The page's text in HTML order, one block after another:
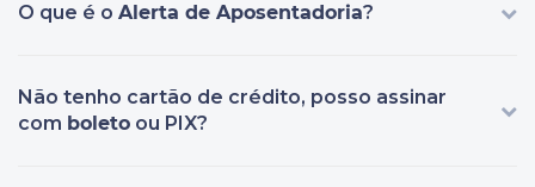
O que é o Alerta de Aposentadoria?
Não tenho cartão de crédito, posso assinar
com boleto ou PIX?